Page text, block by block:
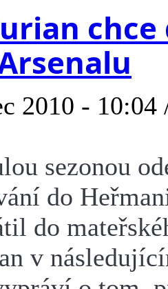
chce
2010 -
sezonou
do
do
v